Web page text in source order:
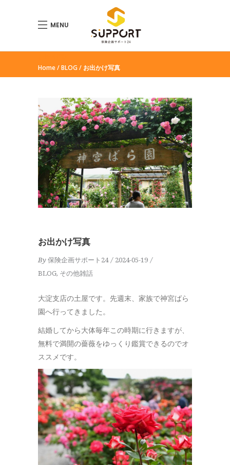
MENU
Home BLOG お出かけ写真
お出かけ写真
By 保険企画サポート24
2024-05-19
BLOG, その他雑話
大淀支店の土屋です。先週末、家族で神宮ばら
園へ行ってきました。
結婚してから大体毎年この時期に行きますが、
無料で満開の薔薇をゆっくり鑑賞できるのでオ
ススメです。